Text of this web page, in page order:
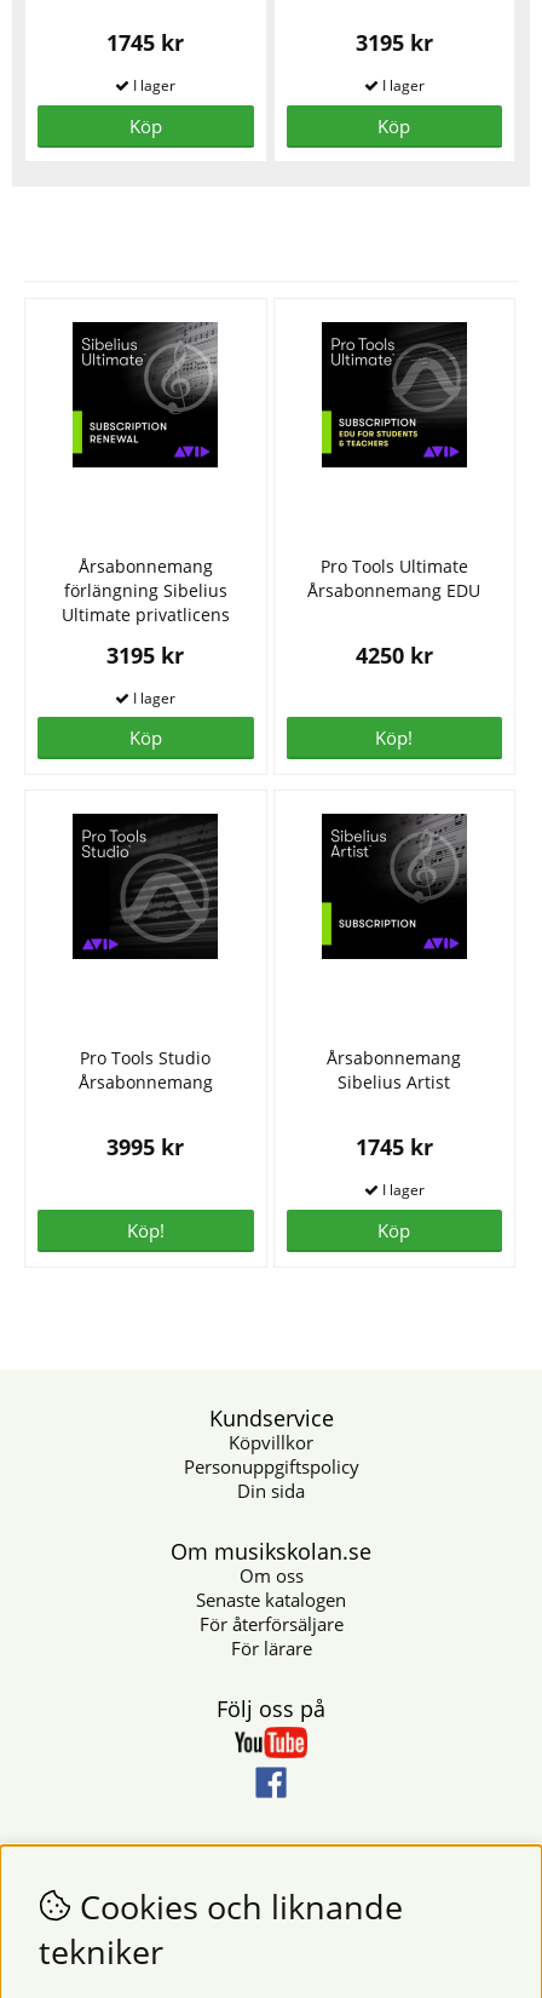
1745 kr
Köp
3195 kr
Köp
Årsabonnemang
förlängning Sibelius
Ultimate privatlicens
3195 kr
Köp
Pro Tools Ultimate
Årsabonnemang EDU
4250 kr
Köp!
Pro Tools Studio
Årsabonnemang
3995 kr
Köp!
Årsabonnemang
Sibelius Artist
1745 kr
Köp
Kundservice
Köpvillkor
Personuppgiftspolicy
Din sida
Om musikskolan.se
Om oss
Senaste katalogen
För återförsäljare
För lärare
Följ oss på
Nyhetsbrev
Vill du få nyheter och erbjudanden från oss? Fyll då i din e-
postadress i fältet nedan.
Cookies och liknande
tekniker